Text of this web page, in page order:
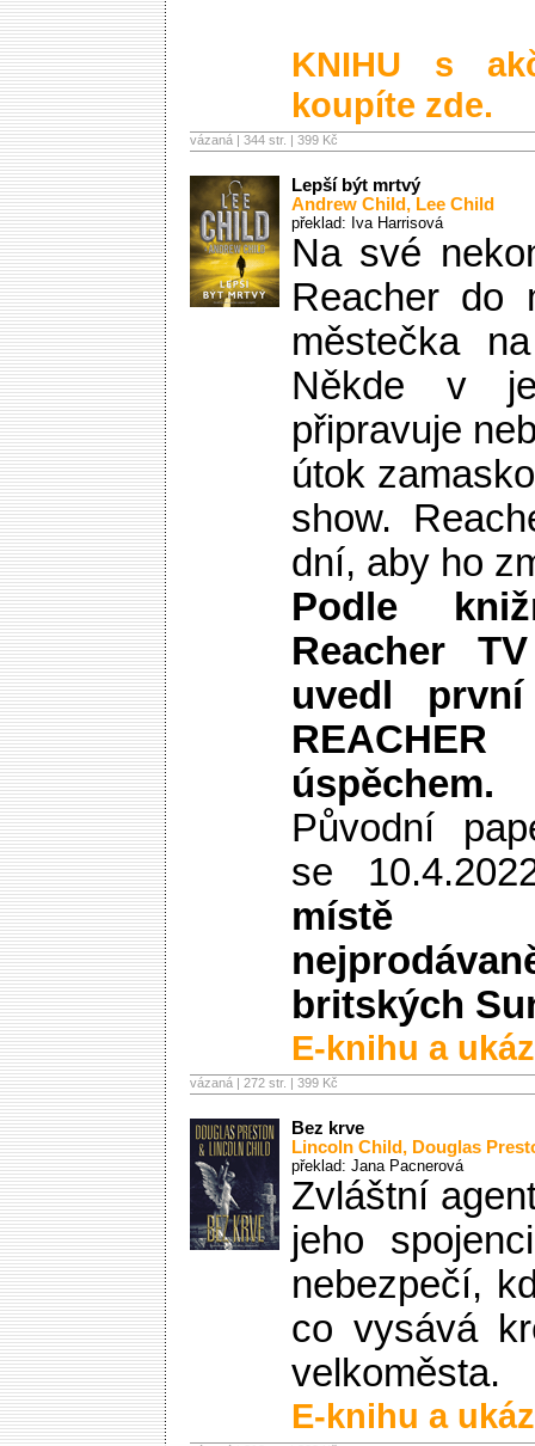
KNIHU s
koupíte zde.
vázaná | 344 str. | 399 Kč
Lepší být mrtvý
Andrew Child , Lee Child
překlad: Iva Harrisová
Na své
Reacher do
městečka
Někde v
připravuje
útok
show.
dní, aby ho
Podle
Reacher
uvedl
úspěchem.
Původní
se
místě
britských
E-knihu a
vázaná | 272 str. | 399 Kč
Bez krve
Lincoln Child , Douglas
překlad: Jana Pacnerová
Zvláštní
jeho
nebezpečí,
co vysává
velkoměsta.
E-knihu a